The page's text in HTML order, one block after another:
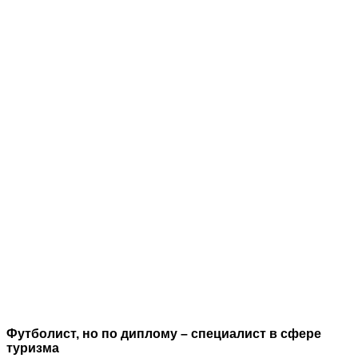
Футболист, но по диплому – специалист в сфере
туризма